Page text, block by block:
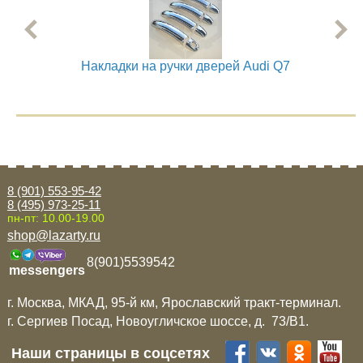
Накладки на ручки дверей Audi Q7
8 (901) 553-95-42
8 (495) 973-25-11
пн-пт: 10.00-19.00
shop@lazarty.ru
messengers
8(901)5539542
г. Москва, МКАД, 95-й км, Ярославский тракт-терминал.
г. Сергиев Посад, Новоугличское шоссе, д. 73/B1.
Наши страницы в соцсетях
Mitsubishi
Renault
Toyota
Volkswagen
УАЗ